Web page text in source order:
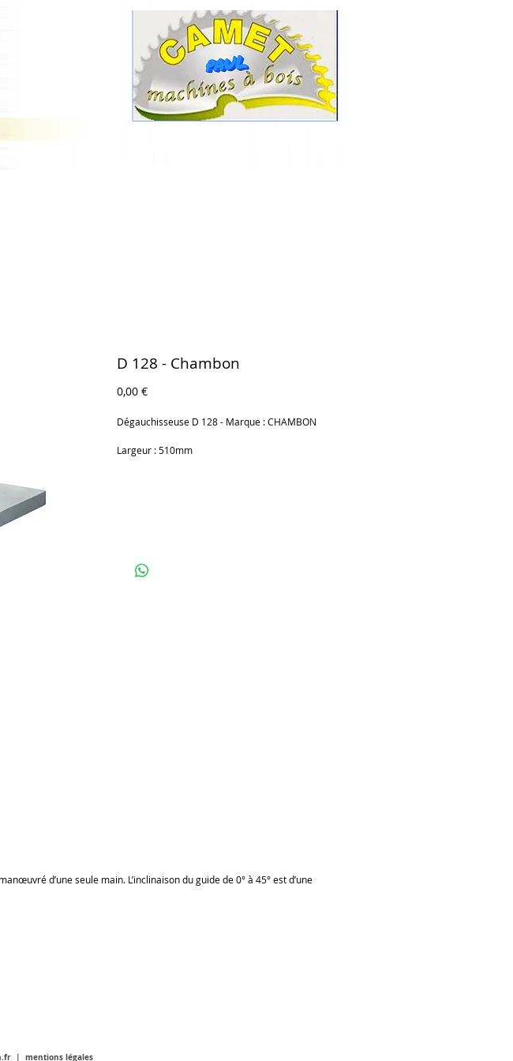
CAMET
D 128 - Chambon
0,00 €Prix
Dégauchisseuse D 128 - Marque : CHAMBON
Largeur : 510mm
d’une seule main. L’inclinaison du guide de 0° à 45° est d’une
| mentions légales